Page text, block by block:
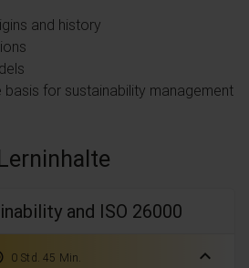
and history
basis for sustainability management
and ISO 26000
0 Std. 45 Min. expand_less